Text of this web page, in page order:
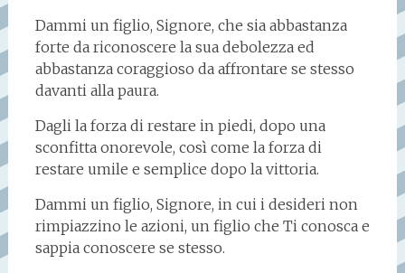
Dammi un figlio, Signore, che sia abbastanza
forte da riconoscere la sua debolezza ed
abbastanza coraggioso da affrontare se stesso
davanti alla paura.
Dagli la forza di restare in piedi, dopo una
sconfitta onorevole, così come la forza di
restare umile e semplice dopo la vittoria.
Dammi un figlio, Signore, in cui i desideri non
rimpiazzino le azioni, un figlio che Ti conosca e
sappia conoscere se stesso.